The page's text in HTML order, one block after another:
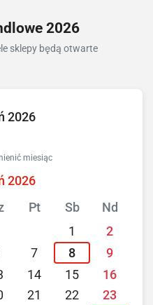
2026
sklepy będą otwarte
2026
miesiąc
2026
Pt Sb
Nd
1
2
7 8
9
14 15
16
21 22
23